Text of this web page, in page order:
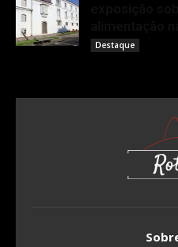
Destaque